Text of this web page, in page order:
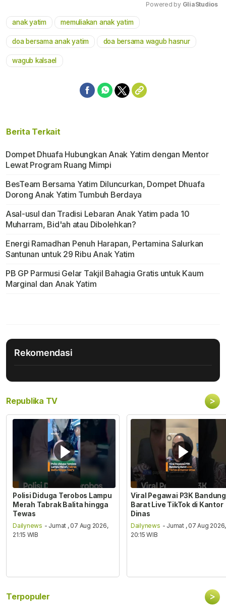
Powered by GliaStudios
anak yatim memuliakan anak yatim
doa bersama anak yatim doa bersama wagub hasnur
wagub kalsael
Berita Terkait
Dompet Dhuafa Hubungkan Anak Yatim dengan Mentor
Lewat Program Ruang Mimpi
BesTeam Bersama Yatim Diluncurkan, Dompet Dhuafa
Dorong Anak Yatim Tumbuh Berdaya
Asal-usul dan Tradisi Lebaran Anak Yatim pada 10
Muharram, Bid'ah atau Dibolehkan?
Energi Ramadhan Penuh Harapan, Pertamina Salurkan
Santunan untuk 29 Ribu Anak Yatim
PB GP Parmusi Gelar Takjil Bahagia Gratis untuk Kaum
Marginal dan Anak Yatim
Rekomendasi
Republika TV >
Polisi Diduga Terobos Lampu
Merah Tabrak Balita hingga
Tewas
Dailynews - Jumat , 07 Aug 2026,
21:15 WIB
Viral Pegawai P3K Bandung
Barat Live TikTok di Kantor
Dinas
Dailynews - Jumat , 07 Aug 2026,
20:15 WIB
Terpopuler >